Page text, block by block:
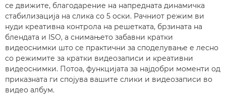
се движите, благодарение на напредната динамичка
стабилизација на слика со 5 оски. Рачниот режим ви
нуди креативна контрола на решетката, брзината на
блендата и ISO, а снимањето забавни кратки
видеоснимки што се практични за споделување е лесно
со режимите за кратки видеозаписи и креативни
видеоснимки. Потоа, функцијата за најдобри моменти од
приказната ги спојува вашите слики и видеозаписи во
видео албум.